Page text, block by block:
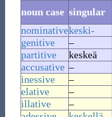
noun case singular
nominativekeski-
genitive
–
partitive
keskeä
accusative –
inessive
–
elative
–
illative
–